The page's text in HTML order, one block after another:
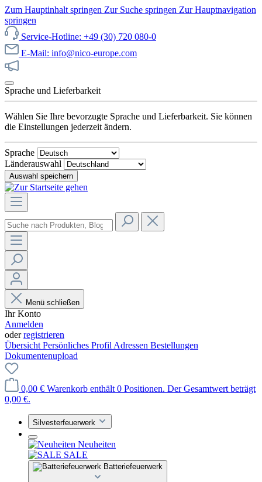
Zum Hauptinhalt springen Zur Suche springen Zur Hauptnavigation
springen
Service-Hotline: +49 (30) 720 080-0
E-Mail: info@nico-europe.com
Sprache und Lieferbarkeit
Wählen Sie Ihre bevorzugte Sprache und Lieferbarkeit. Sie können
die Einstellungen jederzeit ändern.
Sprache
Länderauswahl
Auswahl speichern
Menü schließen
Ihr Konto
Anmelden
oderregistrieren
Übersicht Persönliches Profil Adressen Bestellungen
Dokumentenupload
0,00 € Warenkorb enthält 0 Positionen. Der Gesamtwert beträgt
0,00 €.
Silvesterfeuerwerk
Neuheiten
SALE
Batteriefeuerwerk